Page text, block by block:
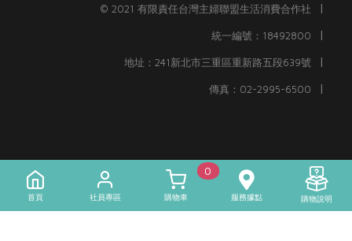
© 2021 有限責任台灣主婦聯盟生活消費合作社 |
統一編號：18492800 |
地址：241新北市三重區重新路五段639號 |
傳真：02-2995-6500 |
首頁 社員專區
0
購物車 服務據點 購物說明